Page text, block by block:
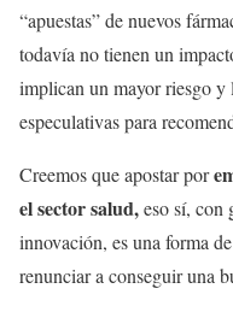
“apuestas” de nuevos
todavía no tienen un
implican un mayor riesgo y
especulativas para
Creemos que apostar por
el sector salud,eso sí, con
innovación, es una forma
renunciar a conseguir una